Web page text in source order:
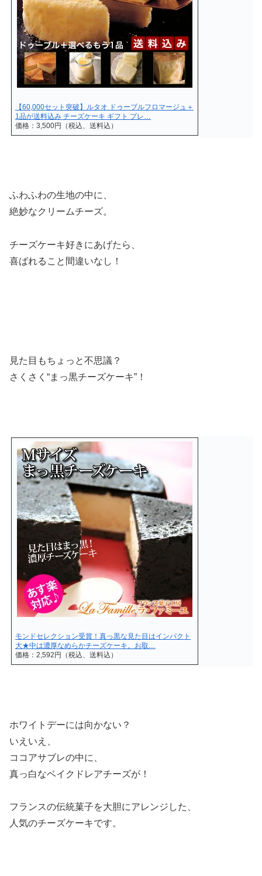
【60,000セット突破】ルタオ ドゥーブルフロマージュ＋
1品が送料込み チーズケーキ ギフト プレ…
価格：3,500円（税込、送料込）
ふわふわの生地の中に、
絶妙なクリームチーズ。
チーズケーキ好きにあげたら、
喜ばれること間違いなし！
見た目もちょっと不思議？
さくさく “まっ黒チーズケーキ”！
モンドセレクション受賞！真っ黒な見た目はインパクト
大★中は濃厚なめらかチーズケーキ。お取…
価格：2,592円（税込、送料込）
ホワイトデーには向かない？
いえいえ、
ココアサブレの中に、
真っ白なベイクドレアチーズが！
フランスの伝統菓子を大胆にアレンジした、
人気のチーズケーキです。